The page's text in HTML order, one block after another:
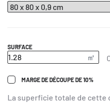
SURFACE
MARGE DE DÉCOUPE DE 10%
La superficie totale de cette